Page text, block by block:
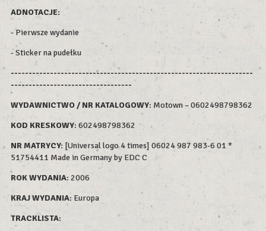
ADNOTACJE:
- Pierwsze wydanie
- Sticker na pudełku
--------------------------------------------------------------------
----------------------------------
WYDAWNICTWO / NR KATALOGOWY: Motown – 0602498798362
KOD KRESKOWY: 602498798362
NR MATRYCY: [Universal logo 4 times] 06024 987 983-6 01 *
51754411 Made in Germany by EDC C
ROK WYDANIA: 2006
KRAJ WYDANIA: Europa
TRACKLISTA: